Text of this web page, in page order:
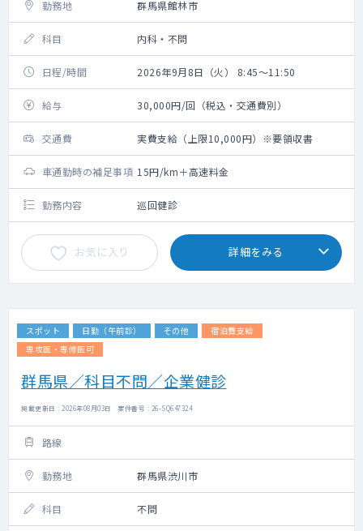
勤務地 群馬県館林市
科目 内科・不問
日程/時間 2026年9月8日（火） 8:45～11:50
給与 30,000円/回（税込・交通費別）
交通費 実費支給（上限10,000円）※要領収書
車通勤時の補足事項 15円/km＋高速料金
勤務内容 巡回健診
お気に入り 詳細をみる
スポット 日勤（午前診） その他
宿泊費支給
専攻医・専修医可
群馬県／科目不問／企業健診
掲載更新日 : 2026年08月03日 案件番号 : 26-SQ647324
路線
勤務地 群馬県渋川市
科目 不問